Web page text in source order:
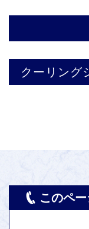
クーリング
このペ